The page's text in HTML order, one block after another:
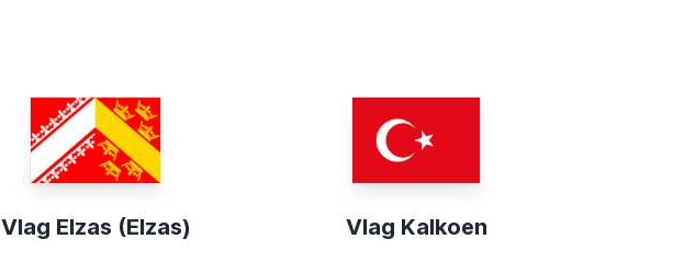
Vlag Elzas (Elzas) Vlag Kalkoen